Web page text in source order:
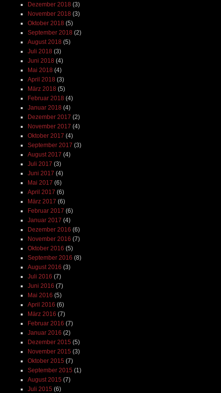
Dezember 2018 (3)
November 2018 (3)
Oktober 2018 (5)
September 2018 (2)
August 2018 (5)
Juli 2018 (3)
Juni 2018 (4)
Mai 2018 (4)
April 2018 (3)
März 2018 (5)
Februar 2018 (4)
Januar 2018 (4)
Dezember 2017 (2)
November 2017 (4)
Oktober 2017 (4)
September 2017 (3)
August 2017 (4)
Juli 2017 (3)
Juni 2017 (4)
Mai 2017 (6)
April 2017 (6)
März 2017 (6)
Februar 2017 (6)
Januar 2017 (4)
Dezember 2016 (6)
November 2016 (7)
Oktober 2016 (5)
September 2016 (8)
August 2016 (3)
Juli 2016 (7)
Juni 2016 (7)
Mai 2016 (5)
April 2016 (6)
März 2016 (7)
Februar 2016 (7)
Januar 2016 (2)
Dezember 2015 (5)
November 2015 (3)
Oktober 2015 (7)
September 2015 (1)
August 2015 (7)
Juli 2015 (6)